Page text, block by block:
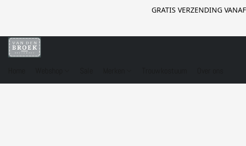
GRATIS VERZENDING